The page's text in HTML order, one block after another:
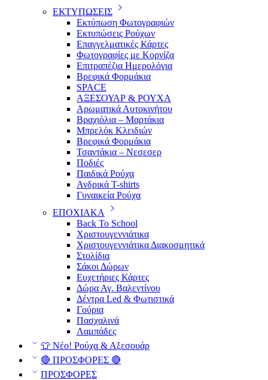
ΕΚΤΥΠΩΣΕΙΣ
Εκτύπωση Φωτογραφιών
Εκτυπώσεις Ρούχων
Επαγγελματικές Κάρτες
Φωτογραφίες με Κορνίζα
Επιτραπέζια Ημερολόγια
Βρεφικά Φορμάκια
SPACE
ΑΞΕΣΟΥΑΡ & ΡΟΥΧΑ
Αρωματικά Αυτοκινήτου
Βραχιόλια – Μαρτάκια
Μπρελόκ Κλειδιών
Βρεφικά Φορμάκια
Τσαντάκια – Νεσεσερ
Ποδιές
Παιδικά Ρούχα
Ανδρικά T-shirts
Γυναικεία Ρούχα
ΕΠΟΧΙΑΚΑ
Back To School
Χριστουγεννιάτικα
Χριστουγεννιάτικα Διακοσμητικά
Στολίδια
Σάκοι Δώρων
Ευχετήριες Κάρτες
Δώρα Αγ. Βαλεντίνου
Δέντρα Led & Φωτιστικά
Γούρια
Πασχαλινά
Λαμπάδες
👕 Νέο! Ρούχα & Αξεσουάρ
🔴 ΠΡΟΣΦΟΡΕΣ 🔴
ΠΡΟΣΦΟΡΕΣ